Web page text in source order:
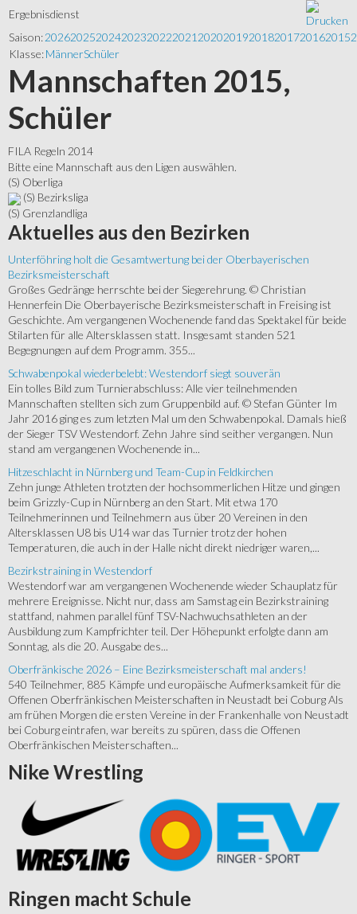
Ergebnisdienst
Saison:202620252024202320222021 202020192018201720162015
Klasse:MännerSchüler
Mannschaften 2015,
Schüler
FILA Regeln 2014
Bitte eine Mannschaft aus den Ligen auswählen.
(S) Oberliga
(S) Bezirksliga
(S) Grenzlandliga
Aktuelles aus den Bezirken
Unterföhring holt die Gesamtwertung bei der Oberbayerischen
Bezirksmeisterschaft
Großes Gedränge herrschte bei der Siegerehrung. © Christian
Hennerfein Die Oberbayerische Bezirksmeisterschaft in Freising ist
Geschichte. Am vergangenen Wochenende fand das Spektakel für beide
Stilarten für alle Altersklassen statt. Insgesamt standen 521
Begegnungen auf dem Programm. 355...
Schwabenpokal wiederbelebt: Westendorf siegt souverän
Ein tolles Bild zum Turnierabschluss: Alle vier teilnehmenden
Mannschaften stellten sich zum Gruppenbild auf. © Stefan Günter Im
Jahr 2016 ging es zum letzten Mal um den Schwabenpokal. Damals hieß
der Sieger TSV Westendorf. Zehn Jahre sind seither vergangen. Nun
stand am vergangenen Wochenende in...
Hitzeschlacht in Nürnberg und Team-Cup in Feldkirchen
Zehn junge Athleten trotzten der hochsommerlichen Hitze und gingen
beim Grizzly-Cup in Nürnberg an den Start. Mit etwa 170
Teilnehmerinnen und Teilnehmern aus über 20 Vereinen in den
Altersklassen U8 bis U14 war das Turnier trotz der hohen
Temperaturen, die auch in der Halle nicht direkt niedriger waren,...
Bezirkstraining in Westendorf
Westendorf war am vergangenen Wochenende wieder Schauplatz für
mehrere Ereignisse. Nicht nur, dass am Samstag ein Bezirkstraining
stattfand, nahmen parallel fünf TSV-Nachwuchsathleten an der
Ausbildung zum Kampfrichter teil. Der Höhepunkt erfolgte dann am
Sonntag, als die 20. Ausgabe des...
Oberfränkische 2026 – Eine Bezirksmeisterschaft mal anders!
540 Teilnehmer, 885 Kämpfe und europäische Aufmerksamkeit für die
Offenen Oberfränkischen Meisterschaften in Neustadt bei Coburg Als
am frühen Morgen die ersten Vereine in der Frankenhalle von Neustadt
bei Coburg eintrafen, war bereits zu spüren, dass die Offenen
Oberfränkischen Meisterschaften...
Nike Wrestling
Ringen macht Schule